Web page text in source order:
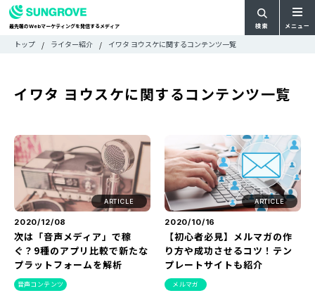
最先端のWebマーケティングを発信するメディア 検索 メニュー
ュ
覧
CATEGORY
カテゴリで探す
WRITER
ライターで探す
FEATURE
特集
MOVIE
動画
DOCUMENT
お役立ち資料
お問い合わせ
検
検
トップ ライター紹介 イワタ ヨウスケに関するコンテンツ一覧
イワタ ヨウスケに関するコンテンツ一覧
ARTICLE
2020/12/08
次は「音声メディア」で稼
ぐ？9種のアプリ比較で新たな
プラットフォームを解析
音声コンテンツ
ARTICLE
2020/10/16
【初心者必見】メルマガの作
り方や成功させるコツ！テン
プレートサイトも紹介
メルマガ